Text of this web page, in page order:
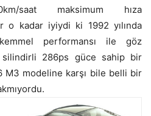
saat maksimum hıza
o kadar iyiydi ki 1992 yılında
performansı ile göz
silindirli 286ps güce sahip bir
M3 modeline karşı bile belli bir